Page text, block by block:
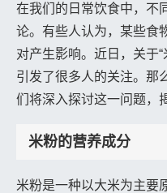
在我们的日常饮食中，不
论。有些人认为，某些食
对产生影响。近日，关于
引发了很多人的关注。那
们将深入探讨这一问题，
米粉的营养成分
米粉是一种以大米为主要